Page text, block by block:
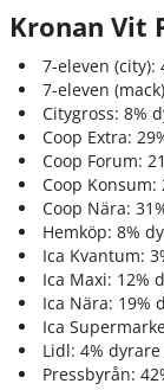
Kronan Vit
7-eleven (city):
7-eleven
Citygross: 8%
Coop Extra:
Coop Forum:
Coop
Coop Nära:
Hemköp: 8%
Ica Kvantum:
Ica Maxi: 12%
Ica Nära: 19%
Ica
Lidl: 4%
Pressbyrån: